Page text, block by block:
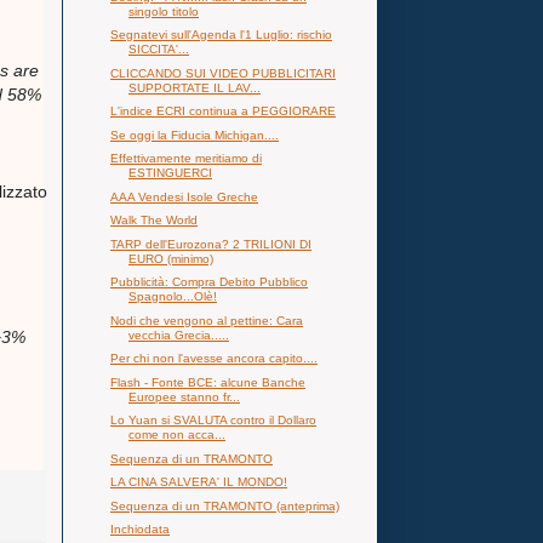
are
58%
singolo titolo
Segnatevi sull'Agenda l'1 Luglio: rischio
SICCITA'...
CLICCANDO SUI VIDEO PUBBLICITARI
SUPPORTATE IL LAV...
L'indice ECRI continua a PEGGIORARE
Se oggi la Fiducia Michigan....
Effettivamente meritiamo di
ESTINGUERCI
AAA Vendesi Isole Greche
Walk The World
TARP dell'Eurozona? 2 TRILIONI DI
EURO (minimo)
Pubblicità: Compra Debito Pubblico
Spagnolo...Olè!
Nodi che vengono al pettine: Cara
vecchia Grecia.....
Per chi non l'avesse ancora capito....
Flash - Fonte BCE: alcune Banche
Europee stanno fr...
Lo Yuan si SVALUTA contro il Dollaro
come non acca...
Sequenza di un TRAMONTO
LA CINA SALVERA' IL MONDO!
Sequenza di un TRAMONTO (anteprima)
Inchiodata